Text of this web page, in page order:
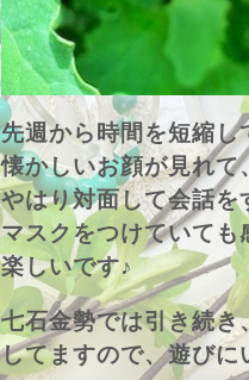
先週から時間を短縮し
懐かしいお顔が見れ
やはり対面して会話
マスクをつけていて
楽しいです♪
七石金勢では引き続
してますので、遊びに